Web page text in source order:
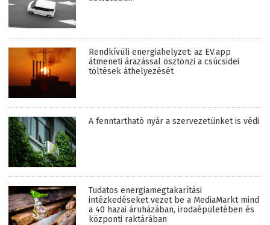
Rendkívüli energiahelyzet: az EV.app
átmeneti árazással ösztönzi a csúcsidei
töltések áthelyezését
A fenntartható nyár a szervezetünket is védi
Tudatos energiamegtakarítási
intézkedéseket vezet be a MediaMarkt mind
a 40 hazai áruházában, irodaépületében és
központi raktárában